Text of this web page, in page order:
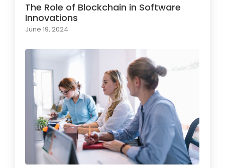
The Role of Blockchain in Software
Innovations
June 19, 2024